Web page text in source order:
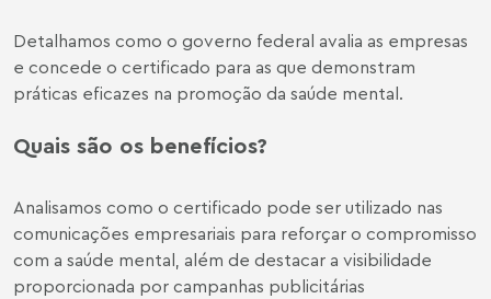
Detalhamos como o governo federal avalia as empresas
e concede o certificado para as que demonstram
práticas eficazes na promoção da saúde mental.
Quais são os benefícios?
Analisamos como o certificado pode ser utilizado nas
comunicações empresariais para reforçar o compromisso
com a saúde mental, além de destacar a visibilidade
proporcionada por campanhas publicitárias